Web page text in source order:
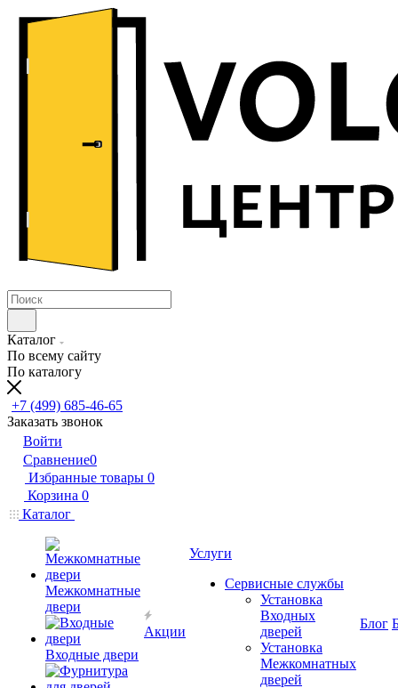
Каталог
По всему сайту
По каталогу
+7 (499) 685-46-65
Заказать звонок
Войти
Сравнение0
Избранные товары 0
Корзина 0
Каталог
Межкомнатные
двери
Входные двери
Акции
Услуги
Сервисные службы
Установка
Входных
дверей
Установка
Межкомнатных
дверей
Блог